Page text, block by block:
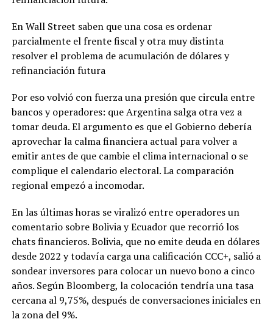
En Wall Street saben que una cosa es ordenar
parcialmente el frente fiscal y otra muy distinta
resolver el problema de acumulación de dólares y
refinanciación futura
Por eso volvió con fuerza una presión que circula entre
bancos y operadores: que Argentina salga otra vez a
tomar deuda. El argumento es que el Gobierno debería
aprovechar la calma financiera actual para volver a
emitir antes de que cambie el clima internacional o se
complique el calendario electoral. La comparación
regional empezó a incomodar.
En las últimas horas se viralizó entre operadores un
comentario sobre Bolivia y Ecuador que recorrió los
chats financieros. Bolivia, que no emite deuda en dólares
desde 2022 y todavía carga una calificación CCC+, salió a
sondear inversores para colocar un nuevo bono a cinco
años. Según Bloomberg, la colocación tendría una tasa
cercana al 9,75%, después de conversaciones iniciales en
la zona del 9%.